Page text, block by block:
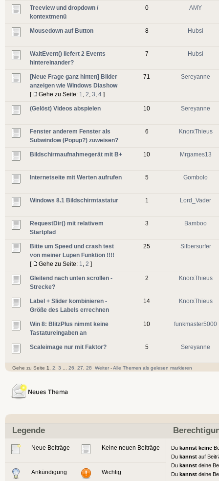
Treeview und dropdown /
kontextmenü
0 AMY
Mousedown auf Button 8 Hubsi
WaitEvent() liefert 2 Events
hintereinander?
7 Hubsi
[Neue Frage ganz hinten] Bilder
anzeigen wie Windows Diashow
[
Gehe zu Seite: 1 2 3 4 ]
71 Sereyanne
(Gelöst) Videos abspielen 10 Sereyanne
Fenster anderem Fenster als
Subwindow (Popup?) zuweisen?
6 KnorxThieus
Bildschirmaufnahmegerät mit B+ 10 Mrgames13
Internetseite mit Werten aufrufen 5 Gombolo
Windows 8.1 Bildschirmtastatur 1 Lord_Vader
RequestDir() mit relativem
Startpfad
3 Bamboo
Bitte um Speed und crash test
von meiner Lupen Funktion !!!!
[
Gehe zu Seite: 1 2 ]
25 Silbersurfer
Gleitend nach unten scrollen -
Strecke?
2 KnorxThieus
Label + Slider kombinieren -
Größe des Labels errechnen
14 KnorxThieus
Win 8: BlitzPlus nimmt keine
Tastatureingaben an
10 funkmaster5000
Scaleimage nur mit Faktor? 5 Sereyanne
Gehe zu Seite 1 2 3 26 27 28 Weiter-Alle Themen als gelesen markieren
Legende
Neue Beiträge Keine neuen Beiträge Du kannst keine
Du kannst auf
Du kannst deine
Du kannst deine
Ankündigung Wichtig